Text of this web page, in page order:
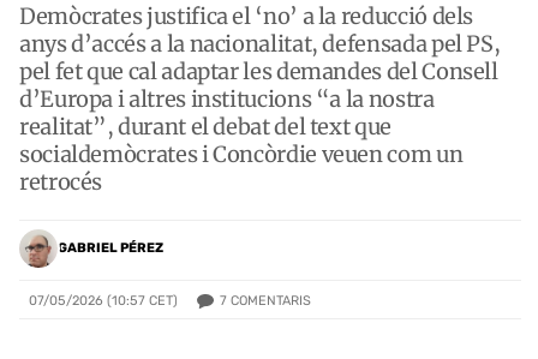
Demòcrates justifica el ‘no’ a la reducció dels
anys d’accés a la nacionalitat, defensada pel PS,
pel fet que cal adaptar les demandes del Consell
d’Europa i altres institucions “a la nostra
realitat”, durant el debat del text que
socialdemòcrates i Concòrdie veuen com un
retrocés
GABRIEL PÉREZ
07/05/2026 (10:57 CET) 7 COMENTARIS